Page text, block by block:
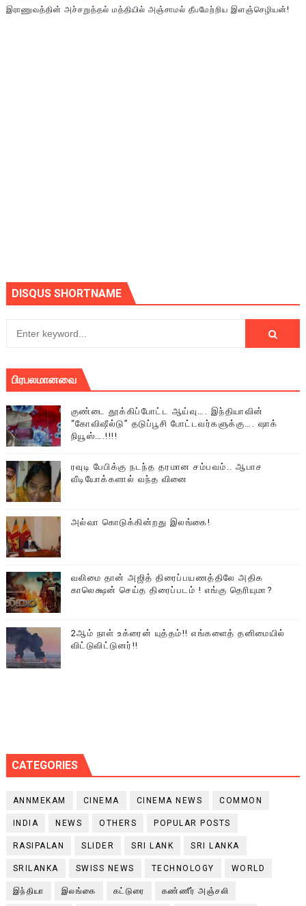
இராணுவத்தின் அச்சறுத்தல் மத்தியில் அஞ்சாமல் தீபமேற்றிய இளஞ்செழியன்!
DISQUS SHORTNAME
பிரபலமானவை
குண்டை தூக்கிப்போட்ட ஆய்வு…. இந்தியாவின்
“கோவிஷீல்டு” தடுப்பூசி போட்டவர்களுக்கு…. ஷாக்
நியூஸ்….!!!!
ரவுடி பேபிக்கு நடந்த தரமான சம்பவம்.. ஆபாச
வீடியோக்களால் வந்த வினை
அல்வா கொடுக்கின்றது இலங்கை!
வலிமை தான் அஜித் திரைப்பயணத்திலே அதிக
காலெக்ஷன் செய்த திரைப்படம் ! எங்கு தெரியுமா?
2ஆம் நாள் உக்ரைன் யுத்தம்!! எங்களைத் தனிமையில்
விட்டுவிட்டுனர்!!
CATEGORIES
ANNMEKAM CINEMA CINEMA NEWS COMMON
INDIA NEWS OTHERS POPULAR POSTS
RASIPALAN SLIDER SRI LANK SRI LANKA
SRILANKA SWISS NEWS TECHNOLOGY WORLD
இந்தியா இலங்கை கட்டுரை கண்ணீர் அஞ்சலி